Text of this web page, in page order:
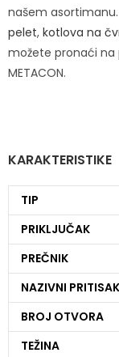
našem
pelet, kotlova na
možete pronaći
METACON.
KARAKTERISTIKE
TIP
PRIKLJUČAK
PREČNIK
NAZIVNI PRITISAK
BROJ OTVORA
TEŽINA